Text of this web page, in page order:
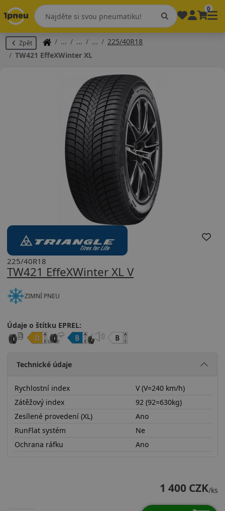
0
Zpět
225/40R18
TW421 EffeXWinter XL
TW421 EffeXWinter XL V
225/40R18
ZIMNÍ PNEU
Údaje o štítku EPREL:
Technické údaje
Rychlostní index
V (V=240 km/h)
Zátěžový index
92 (92=630kg)
Zesílené provedení (XL)
Ano
RunFlat systém
Ne
Ochrana ráfku
Ano
1 400 CZK/ks